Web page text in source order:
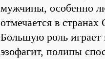
мужчины, особенно
отмечается в
Большую роль играет
эзофагит, полипы